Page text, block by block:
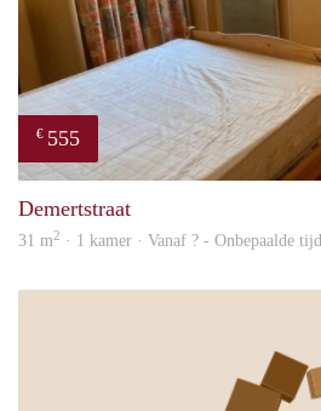
€ 555
Demertstraat
31 m2 · 1 kamer · Vanaf ? - Onbepaalde tijd